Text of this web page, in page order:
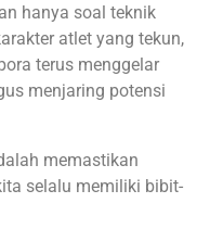
hanya soal teknik
atlet yang tekun,
terus menggelar
menjaring potensi
memastikan
selalu memiliki bibit-